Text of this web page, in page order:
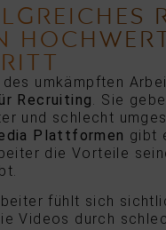
des umkämpften
Recruiting
. Sie
und schlecht
Plattformen gibt
die Vorteile
fühlt sich
Videos durch